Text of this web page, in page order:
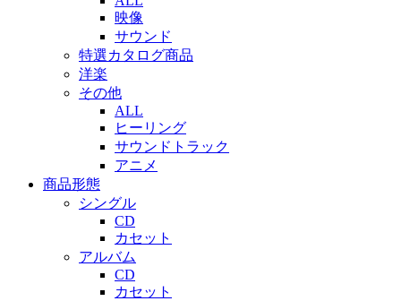
映像
サウンド
特選カタログ商品
洋楽
その他
ALL
ヒーリング
サウンドトラック
アニメ
商品形態
シングル
CD
カセット
アルバム
CD
カセット